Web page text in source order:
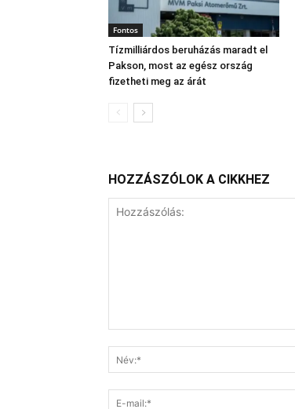
Fontos
Tízmilliárdos beruházás maradt el
Pakson, most az egész ország
fizetheti meg az árát
HOZZÁSZÓLOK A CIKKHEZ